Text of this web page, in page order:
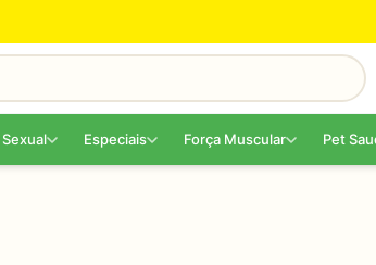
Especiais Força Muscular Pet